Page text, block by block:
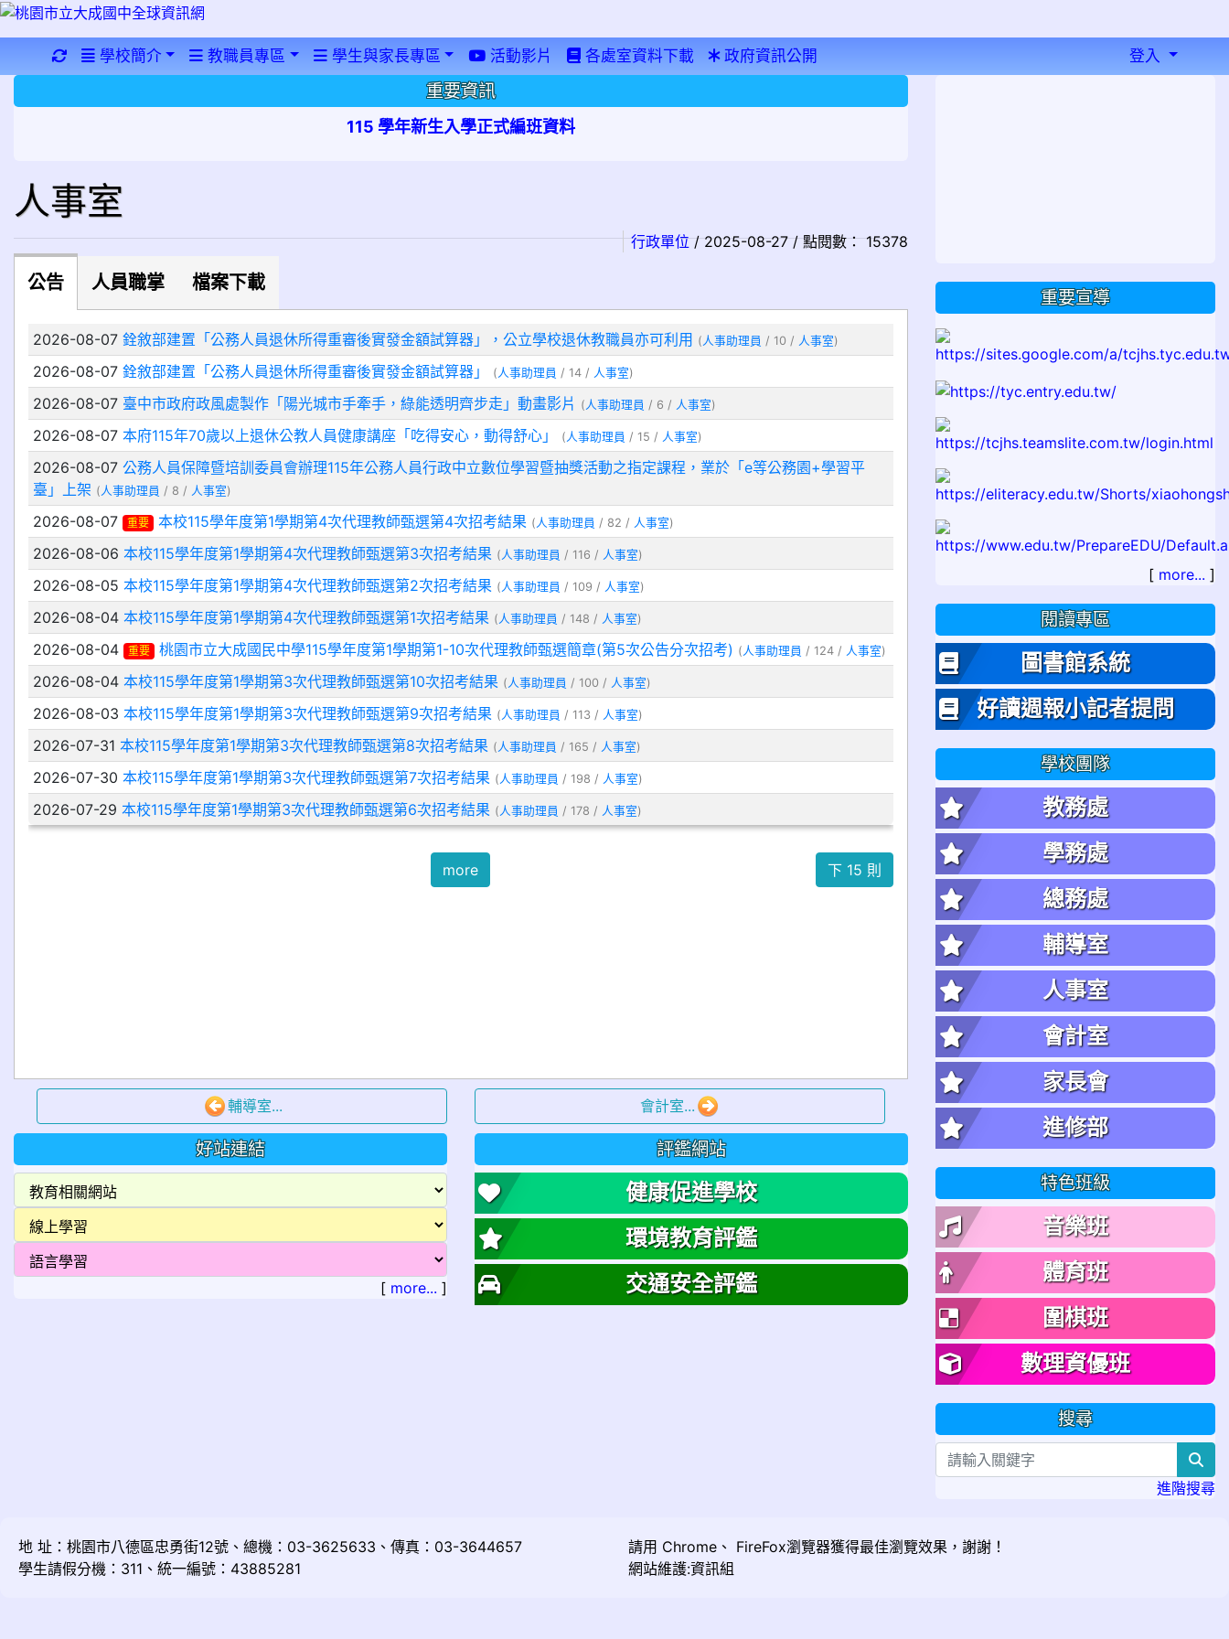
重新取得佈景設定
學校簡介 教職員專區 學生與家長專區 活動影片 各處室資料下載 政府資訊公開 登入
重要資訊
115 學年新生入學正式編班資料
人事室
行政單位/ 2025-08-27 / 點閱數： 15378
公告 人員職掌 檔案下載
輔導室... 會計室...
好站連結
[ more... ]
評鑑網站
健康促進學校
環境教育評鑑
交通安全評鑑
重要宣導
[ more... ]
閱讀專區
圖書館系統
好讀週報小記者提問
學校團隊
教務處
學務處
總務處
輔導室
人事室
會計室
家長會
進修部
特色班級
音樂班
體育班
圍棋班
數理資優班
搜尋
進階搜尋
地 址：桃園市八德區忠勇街12號、總機：03-3625633、傳真：03-3644657
學生請假分機：311、統一編號：43885281
請用 Chrome 、 FireFox瀏覽器獲得最佳瀏覽效果，謝謝！
網站維護:資訊組